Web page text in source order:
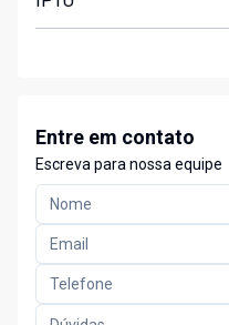
Entre em contato
Escreva para nossa equipe